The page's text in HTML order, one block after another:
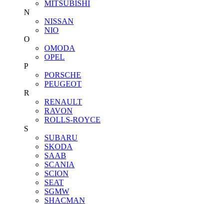
MITSUBISHI
N
NISSAN
NIO
O
OMODA
OPEL
P
PORSCHE
PEUGEOT
R
RENAULT
RAVON
ROLLS-ROYCE
S
SUBARU
SKODA
SAAB
SCANIA
SCION
SEAT
SGMW
SHACMAN